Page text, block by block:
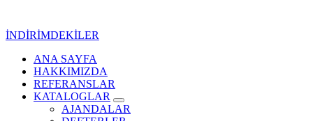
İNDİRİMDEKİLER
Kurumsal Promosyon-Hediyelik
ANA SAYFA
HAKKIMIZDA
REFERANSLAR
KATALOGLAR
AJANDALAR